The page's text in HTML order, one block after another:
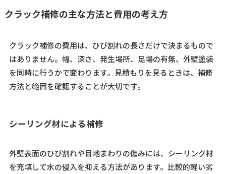
クラック補修の主な方法と費用の考え方
クラック補修の費用は、ひび割れの長さだけで決まるもので
はありません。幅、深さ、発生場所、足場の有無、外壁塗装
を同時に行うかで変わります。見積もりを見るときは、補修
方法と範囲を確認することが大切です。
シーリング材による補修
外壁表面のひび割れや目地まわりの傷みには、シーリング材
を充填して水の侵入を抑える方法があります。比較的軽い劣